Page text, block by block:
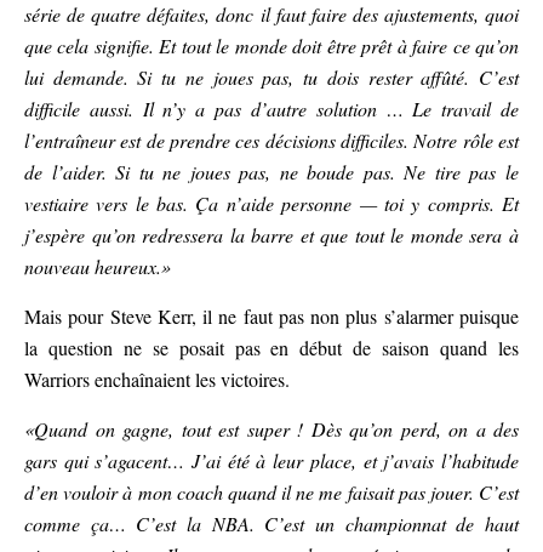
série de quatre défaites, donc il faut faire des ajustements, quoi
que cela signifie. Et tout le monde doit être prêt à faire ce qu’on
lui demande. Si tu ne joues pas, tu dois rester affûté. C’est
difficile aussi. Il n’y a pas d’autre solution … Le travail de
l’entraîneur est de prendre ces décisions difficiles. Notre rôle est
de l’aider. Si tu ne joues pas, ne boude pas. Ne tire pas le
vestiaire vers le bas. Ça n’aide personne — toi y compris. Et
j’espère qu’on redressera la barre et que tout le monde sera à
nouveau heureux.»
Mais pour Steve Kerr, il ne faut pas non plus s’alarmer puisque
la question ne se posait pas en début de saison quand les
Warriors enchaînaient les victoires.
«Quand on gagne, tout est super ! Dès qu’on perd, on a des
gars qui s’agacent… J’ai été à leur place, et j’avais l’habitude
d’en vouloir à mon coach quand il ne me faisait pas jouer. C’est
comme ça… C’est la NBA. C’est un championnat de haut